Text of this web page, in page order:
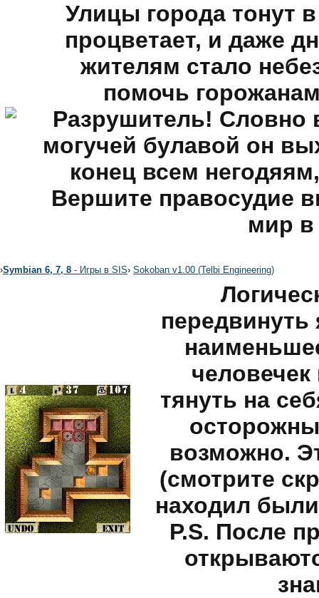
Улицы города тонут
процветает, и даже
жителям стало
помочь
Разрушитель! Словно
могучей булавой он
конец всем
Вершите правосудие
мир в
›Symbian 6, 7, 8 - Игры в SIS› Sokoban v1.00 (Telbi Engineering)
тянуть на
возможно.
(смотрите
находил
P.S. После